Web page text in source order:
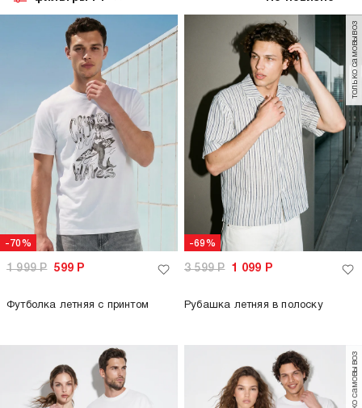
-70%
1 999Р 599 Р
Футболка летняя с принтом
-69%
только самовывоз
3 599Р 1 099 Р
Рубашка летняя в полоску
только самовывоз